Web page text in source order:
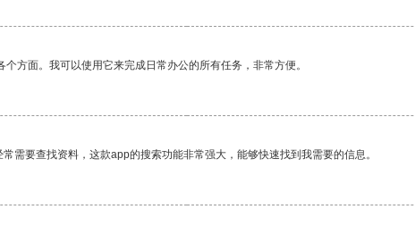
方面。我可以使用它来完成日常办公的所有任务，非常方便。
需要查找资料，这款app的搜索功能非常强大，能够快速找到我需要的信息。